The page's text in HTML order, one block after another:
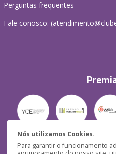
Nós utilizamos Cookies.
Para garantir o funcionamento
Perguntas frequentes
Fale conosco: (